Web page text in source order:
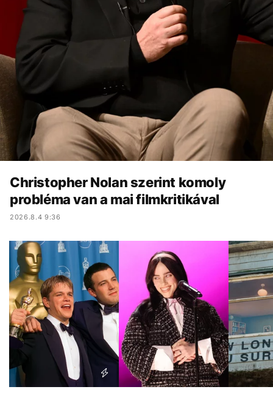
Christopher Nolan szerint komoly
probléma van a mai filmkritikával
2026.8.4 9:36